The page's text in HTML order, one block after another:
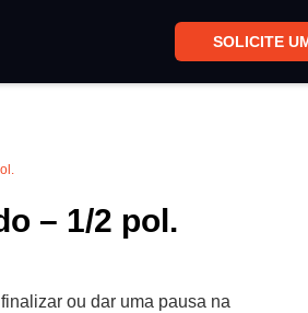
SOLICITE
– 1/2 pol.
ou dar uma pausa na